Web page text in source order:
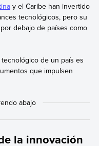
y el Caribe han invertido
tecnológicos, pero su
debajo de países como
de un país es
que impulsen
la innovación